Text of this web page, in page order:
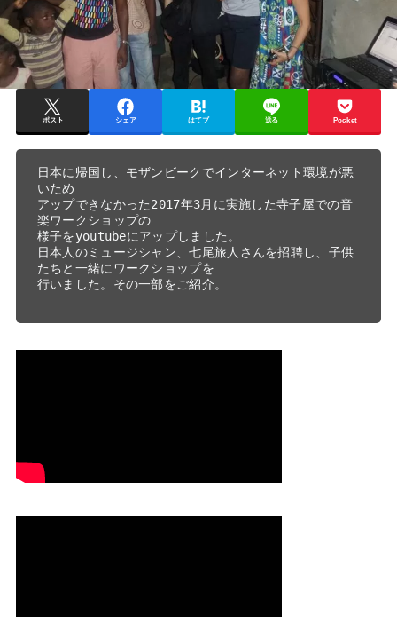
ポスト シェア はてブ 送る Pocket
日本に帰国し、モザンビークでインターネット環境が悪
いため
アップできなかった2017年3月に実施した寺子屋での音
楽ワークショップの
様子をyoutubeにアップしました。
日本人のミュージシャン、七尾旅人さんを招聘し、子供
たちと一緒にワークショップを
行いました。その一部をご紹介。